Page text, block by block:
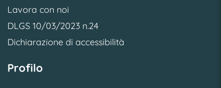
Lavora con noi
DLGS 10/03/2023 n.24
Dichiarazione di accessibilità
Profilo